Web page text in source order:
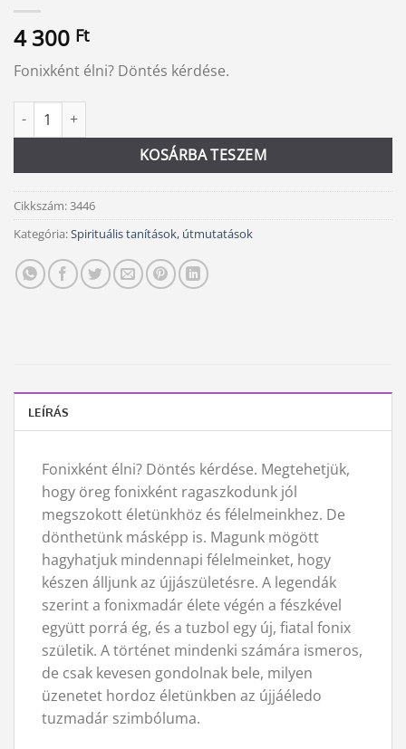
4 300 Ft
Fonixként élni? Döntés kérdése.
Fonix mennyiség
KOSÁRBA TESZEM
Alternative:
Cikkszám:3446
Kategória:Spirituális tanítások, útmutatások
LEÍRÁS
Fonixként élni? Döntés kérdése. Megtehetjük,
hogy öreg fonixként ragaszkodunk jól
megszokott életünkhöz és félelmeinkhez. De
dönthetünk másképp is. Magunk mögött
hagyhatjuk mindennapi félelmeinket, hogy
készen álljunk az újjászületésre. A legendák
szerint a fonixmadár élete végén a fészkével
együtt porrá ég, és a tuzbol egy új, fiatal fonix
születik. A történet mindenki számára ismeros,
de csak kevesen gondolnak bele, milyen
üzenetet hordoz életünkben az újjáéledo
tuzmadár szimbóluma.